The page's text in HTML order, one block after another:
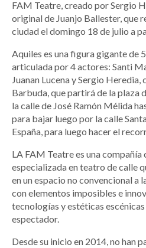
FAM Teatre, creado por Sergio
original de Juanjo Ballester, que
ciudad el domingo 18 de julio a
Aquiles es una figura gigante de
articulada por 4 actores: Santi
Juanan Lucena y Sergio
Barbuda, que partirá de la plaza
la calle de José Ramón Mélida
para bajar luego por la calle
España, para luego hacer el
LA FAM Teatre es una compañía
especializada en teatro de calle
en un espacio no convencional a
con elementos imposibles e
tecnologías y estéticas
espectador.
Desde su inicio en 2014, no han